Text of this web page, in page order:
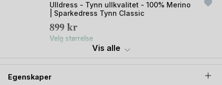
Ulldress - Tynn ullkvalitet - 100% Merino
| Sparkedress Tynn Classic
899kr
Velg størrelse
Lillelam
249
Vis alle
Egenskaper